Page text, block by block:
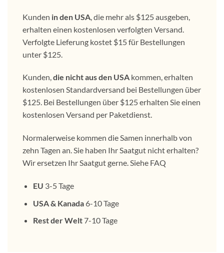
Kunden in den USA, die mehr als $125 ausgeben,
erhalten einen kostenlosen verfolgten Versand.
Verfolgte Lieferung kostet $15 für Bestellungen
unter $125.
Kunden,die nicht aus den USAkommen, erhalten
kostenlosen Standardversand bei Bestellungen über
$125. Bei Bestellungen über $125 erhalten Sie einen
kostenlosen Versand per Paketdienst.
Normalerweise kommen die Samen innerhalb von
zehn Tagen an. Sie haben Ihr Saatgut nicht erhalten?
Wir ersetzen Ihr Saatgut gerne. Siehe FAQ
EU 3-5 Tage
USA & Kanada6-10 Tage
Rest der Welt7-10 Tage